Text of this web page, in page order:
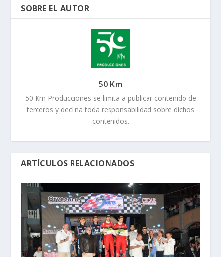
SOBRE EL AUTOR
50 Km
50 Km Producciones se limita a publicar contenido de
terceros y declina toda responsabilidad sobre dichos
contenidos.
ARTÍCULOS RELACIONADOS